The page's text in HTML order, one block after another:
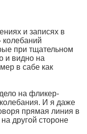
и записях в
при тщательном
и видно на
в сабе как
на фликер-
И я даже
прямая линия в
другой стороне